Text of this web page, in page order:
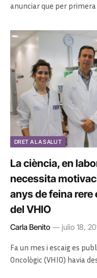
anunciar que per primera
DRET A LA SALUT
La ciència, en
necessita
anys de feina
del VHIO
Carla Benito julio 18,
Fa un mes i escaig es
Oncològic (VHIO) havia